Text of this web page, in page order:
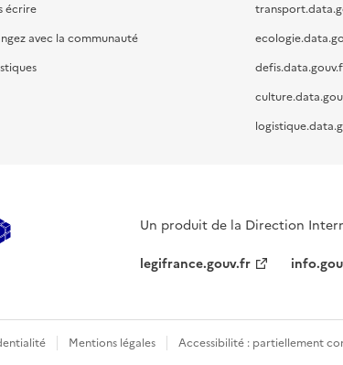
écrire
avec la communauté
Un produit de la Direction
legifrance.gouv.fr
Mentions légales Accessibilité : partiellement